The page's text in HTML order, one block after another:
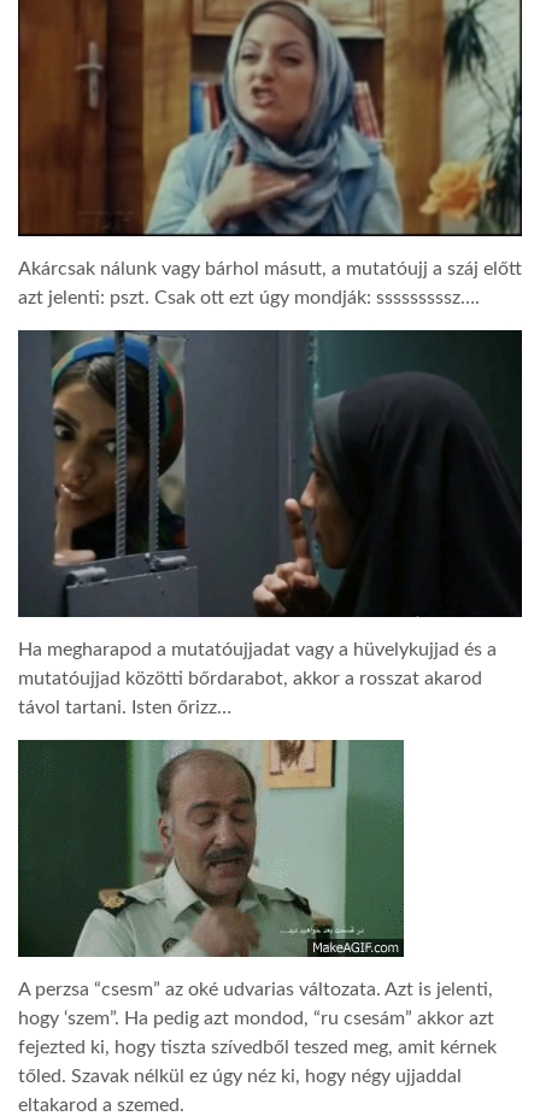
Akárcsak nálunk vagy bárhol másutt, a mutatóujj a száj előtt
azt jelenti: pszt. Csak ott ezt úgy mondják: sssssssssz….
Ha megharapod a mutatóujjadat vagy a hüvelykujjad és a
mutatóujjad közötti bőrdarabot, akkor a rosszat akarod
távol tartani. Isten őrizz…
A perzsa “csesm” az oké udvarias változata. Azt is jelenti,
hogy ‘szem”. Ha pedig azt mondod, “ru csesám” akkor azt
fejezted ki, hogy tiszta szívedből teszed meg, amit kérnek
tőled. Szavak nélkül ez úgy néz ki, hogy négy ujjaddal
eltakarod a szemed.